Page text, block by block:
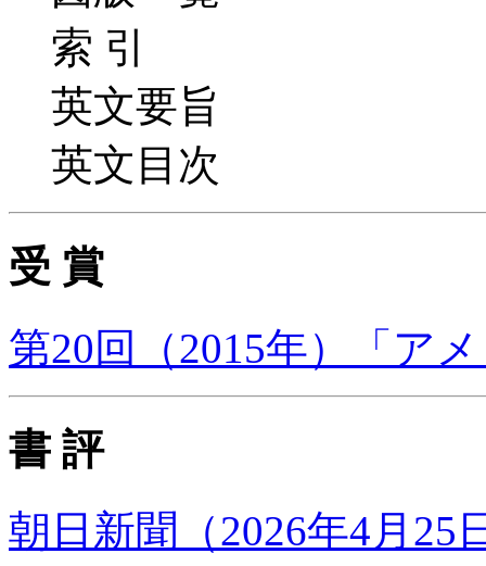
索 引
英文要旨
英文目次
受 賞
第20回（2015年）「ア
書 評
朝日新聞（2026年4月25